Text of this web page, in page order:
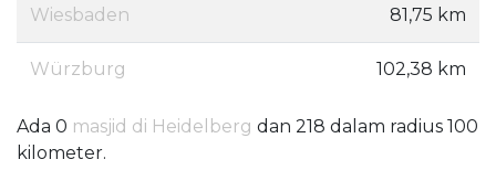
Wiesbaden 81,75 km
Würzburg 102,38 km
Ada 0 masjid di Heidelberg dan 218 dalam radius 100
kilometer.